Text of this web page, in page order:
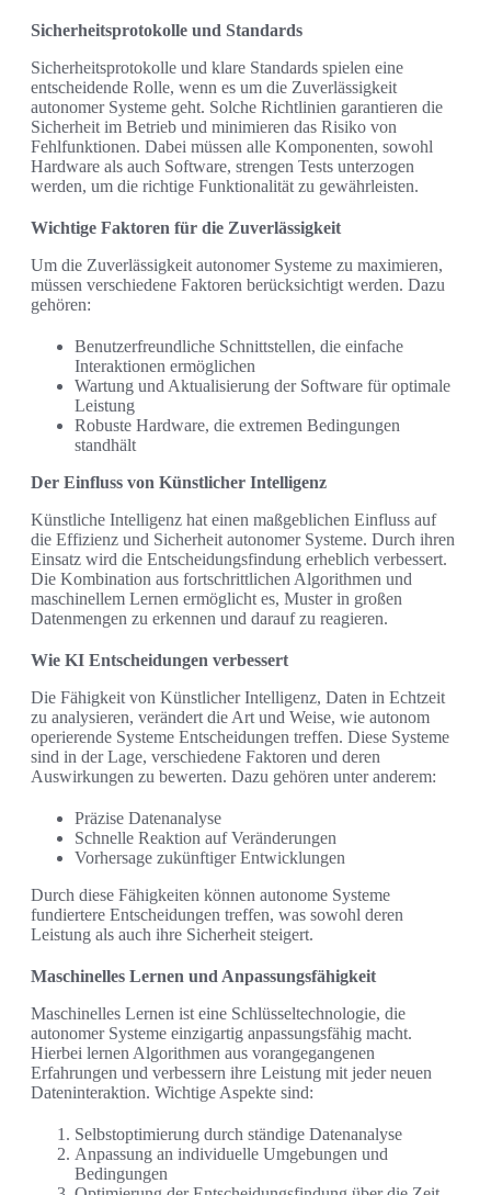
Sicherheitsprotokolle und Standards
Sicherheitsprotokolle und klare Standards spielen eine
entscheidende Rolle, wenn es um die Zuverlässigkeit
autonomer Systeme geht. Solche Richtlinien garantieren die
Sicherheit im Betrieb und minimieren das Risiko von
Fehlfunktionen. Dabei müssen alle Komponenten, sowohl
Hardware als auch Software, strengen Tests unterzogen
werden, um die richtige Funktionalität zu gewährleisten.
Wichtige Faktoren für die Zuverlässigkeit
Um die Zuverlässigkeit autonomer Systeme zu maximieren,
müssen verschiedene Faktoren berücksichtigt werden. Dazu
gehören:
Benutzerfreundliche Schnittstellen, die einfache
Interaktionen ermöglichen
Wartung und Aktualisierung der Software für optimale
Leistung
Robuste Hardware, die extremen Bedingungen
standhält
Der Einfluss von Künstlicher Intelligenz
Künstliche Intelligenz hat einen maßgeblichen Einfluss auf
die Effizienz und Sicherheit autonomer Systeme. Durch ihren
Einsatz wird die Entscheidungsfindung erheblich verbessert.
Die Kombination aus fortschrittlichen Algorithmen und
maschinellem Lernen ermöglicht es, Muster in großen
Datenmengen zu erkennen und darauf zu reagieren.
Wie KI Entscheidungen verbessert
Die Fähigkeit von Künstlicher Intelligenz, Daten in Echtzeit
zu analysieren, verändert die Art und Weise, wie autonom
operierende Systeme Entscheidungen treffen. Diese Systeme
sind in der Lage, verschiedene Faktoren und deren
Auswirkungen zu bewerten. Dazu gehören unter anderem:
Präzise Datenanalyse
Schnelle Reaktion auf Veränderungen
Vorhersage zukünftiger Entwicklungen
Durch diese Fähigkeiten können autonome Systeme
fundiertere Entscheidungen treffen, was sowohl deren
Leistung als auch ihre Sicherheit steigert.
Maschinelles Lernen und Anpassungsfähigkeit
Maschinelles Lernen ist eine Schlüsseltechnologie, die
autonomer Systeme einzigartig anpassungsfähig macht.
Hierbei lernen Algorithmen aus vorangegangenen
Erfahrungen und verbessern ihre Leistung mit jeder neuen
Dateninteraktion. Wichtige Aspekte sind:
Selbstoptimierung durch ständige Datenanalyse
Anpassung an individuelle Umgebungen und
Bedingungen